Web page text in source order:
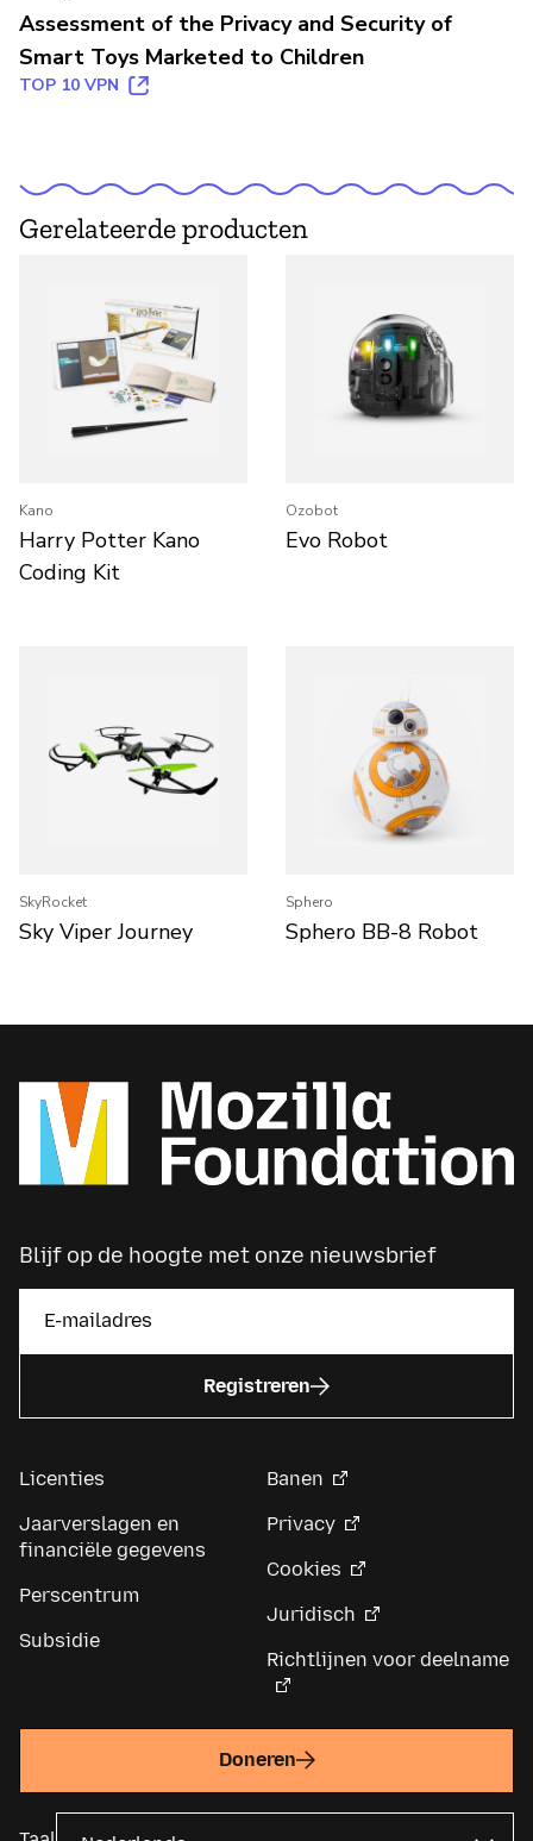
Assessment of the Privacy and Security of
Smart Toys Marketed to Children
TOP 10 VPN
Gerelateerde producten
Kano
Harry Potter Kano
Coding Kit
Ozobot
Evo Robot
SkyRocket
Sky Viper Journey
Sphero
Sphero BB-8 Robot
Blijf op de hoogte met onze nieuwsbrief
Registreren
Licenties
Jaarverslagen en
financiële gegevens
Perscentrum
Subsidie
Banen
Privacy
Cookies
Juridisch
Richtlijnen voor deelname
Doneren